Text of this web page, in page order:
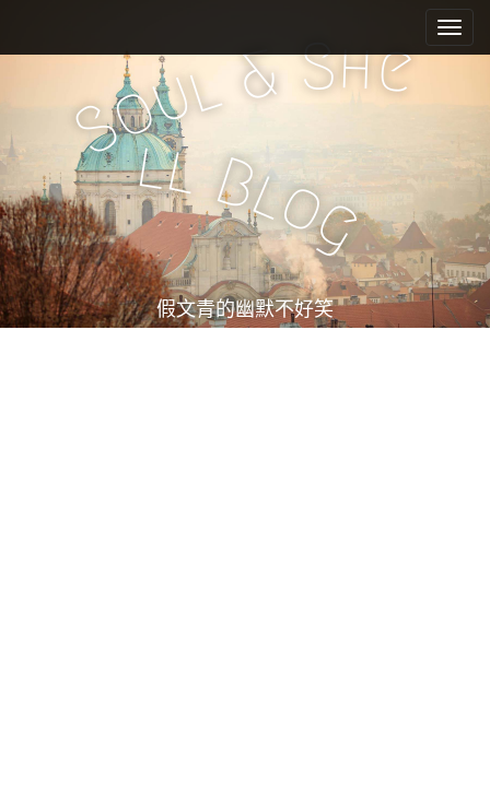
e
n
u
i
c
n
t
e
n
t
S
oul&She
ll Blog
假文青的幽默不好笑